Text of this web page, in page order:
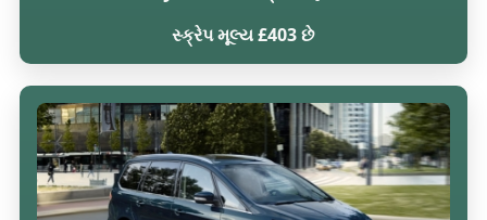
સ્ક્રેપ મૂલ્ય £403 છે